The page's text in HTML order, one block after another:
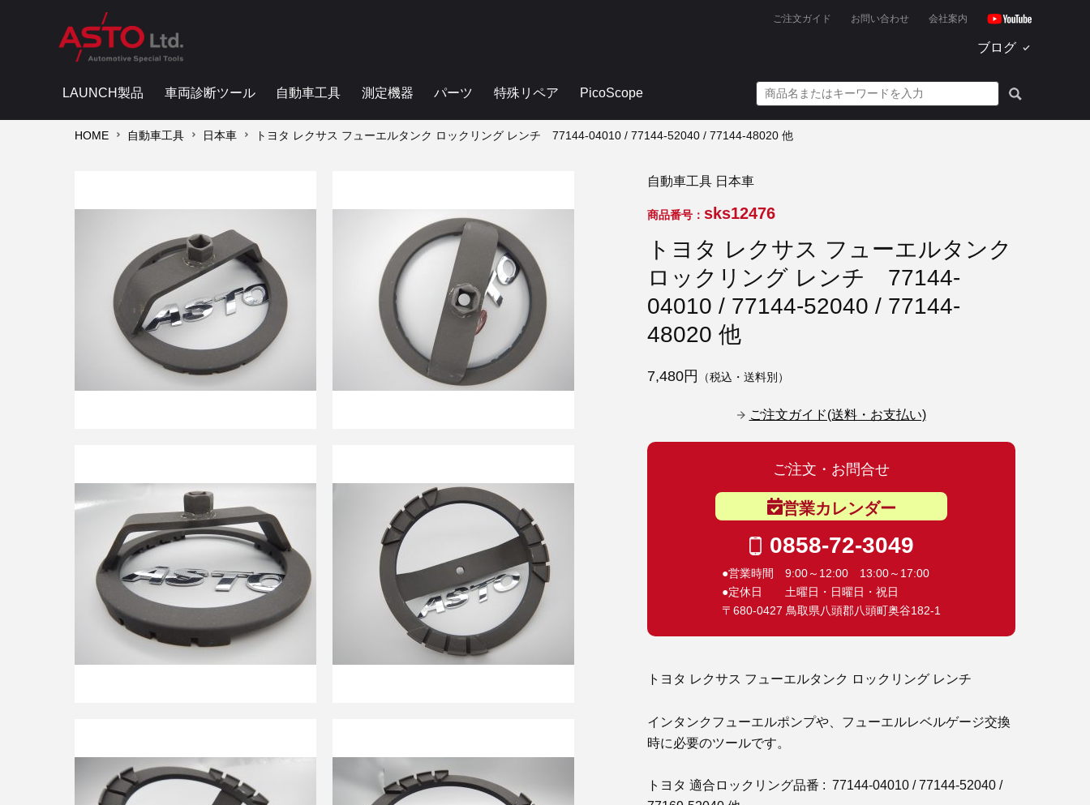
ご注文ガイド お問い合わせ 会社案内
ブログ
LAUNCH製品 車両診断ツール 自動車工具 測定機器 パーツ 特殊リペア PicoScope
HOME 自動車工具 日本車 トヨタ レクサス フューエルタンク ロックリング レンチ 77144-04010 / 77144-52040 / 77144-48020 他
自動車工具 日本車
商品番号： sks12476
トヨタ レクサス フューエルタンク
ロックリング レンチ 77144-
04010 / 77144-52040 / 77144-
48020 他
7,480円 （税込・送料別）
ご注文ガイド(送料・お支払い)
ご注文・お問合せ
営業カレンダー
0858-72-3049
●営業時間 9:00～12:00 13:00～17:00
●定休日 土曜日・日曜日・祝日
〒680-0427 鳥取県八頭郡八頭町奥谷182-1
トヨタ レクサス フューエルタンク ロックリング レンチ
インタンクフューエルポンプや、フューエルレベルゲージ交換
時に必要のツールです。
トヨタ 適合ロックリング品番 : 77144-04010 / 77144-52040 /